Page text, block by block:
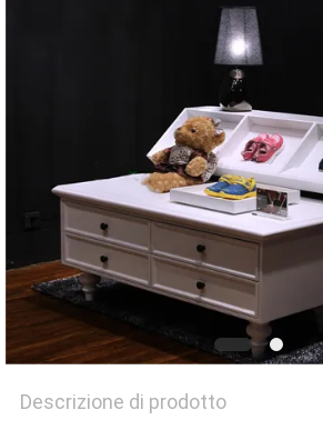
Descrizione di prodotto